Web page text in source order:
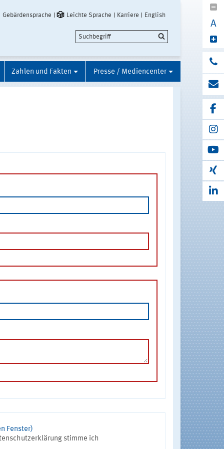
Gebärdensprache Leichte Sprache Karriere English
A
Zahlen und Fakten Presse / Mediencenter
Fenster)
stimme ich